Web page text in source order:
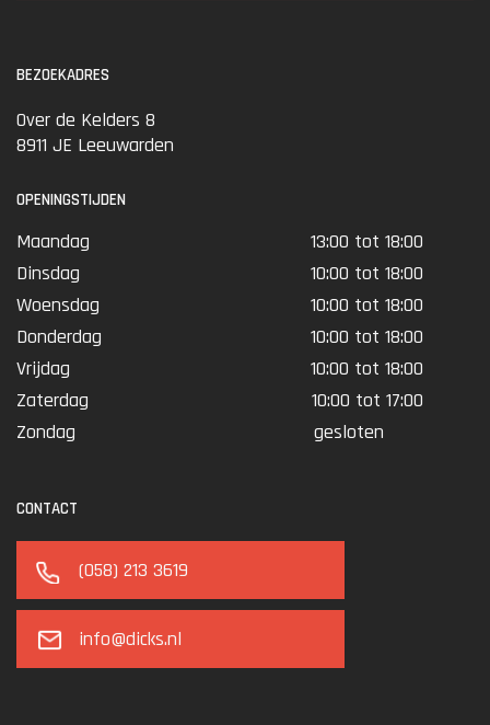
BEZOEKADRES
Over de Kelders 8
8911 JE Leeuwarden
OPENINGSTIJDEN
Maandag
13:00 tot 18:00
Dinsdag
10:00 tot 18:00
Woensdag
10:00 tot 18:00
Donderdag
10:00 tot 18:00
Vrijdag
10:00 tot 18:00
Zaterdag
10:00 tot 17:00
Zondag
gesloten
CONTACT
(058) 213 3619
info@dicks.nl